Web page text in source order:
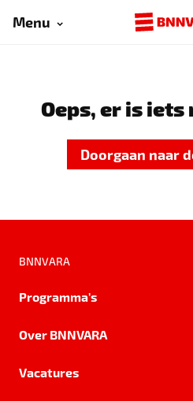
Menu
Oeps, er is iets
Doorgaan naar
BNNVARA
Programma's
Over BNNVARA
Vacatures